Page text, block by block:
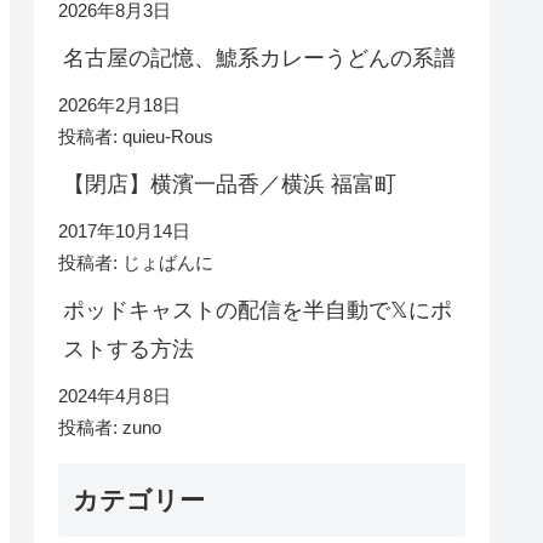
2026年8月3日
名古屋の記憶、鯱系カレーうどんの系譜
2026年2月18日
投稿者: quieu-Rous
【閉店】横濱一品香／横浜 福富町
2017年10月14日
投稿者: じょばんに
ポッドキャストの配信を半自動で𝕏にポ
ストする方法
2024年4月8日
投稿者: zuno
カテゴリー